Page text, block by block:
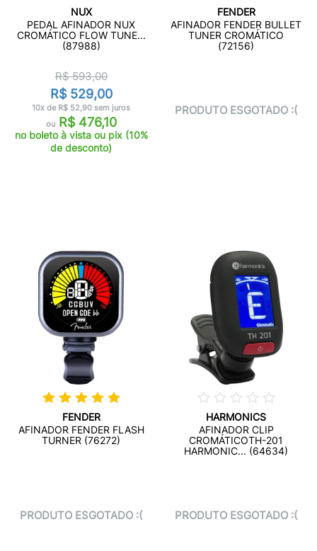
NUX
PEDAL AFINADOR NUX
CROMÁTICO FLOW TUNE...
(87988)
R$ 593,00
R$ 529,00
10x de R$ 52,90 sem juros
ouR$ 476,10
no boleto à vista ou pix (10%
de desconto)
FENDER
AFINADOR FENDER BULLET
TUNER CROMÁTICO
(72156)
PRODUTO ESGOTADO :(
FENDER
AFINADOR FENDER FLASH
TURNER (76272)
PRODUTO ESGOTADO :(
HARMONICS
AFINADOR CLIP
CROMÁTICOTH-201
HARMONIC... (64634)
PRODUTO ESGOTADO :(